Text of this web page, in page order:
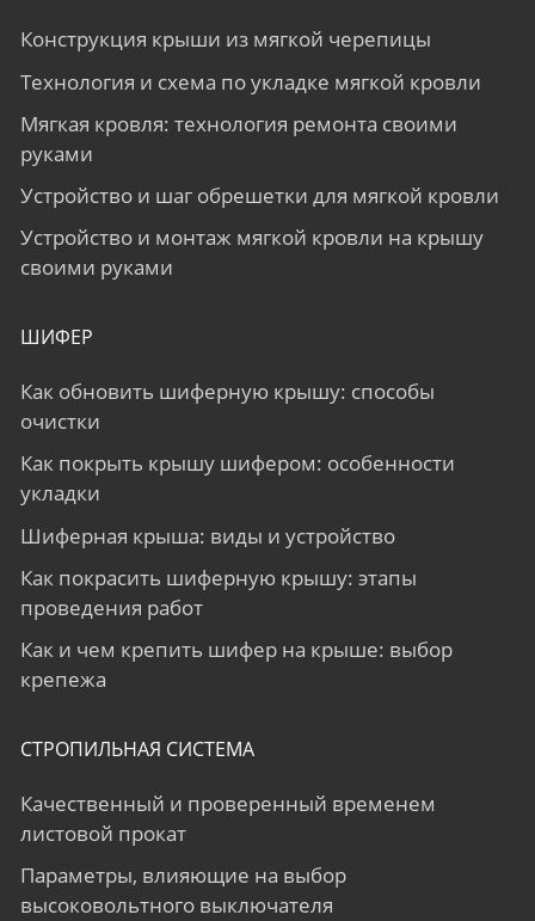
Конструкция крыши из мягкой черепицы
Технология и схема по укладке мягкой кровли
Мягкая кровля: технология ремонта своими
руками
Устройство и шаг обрешетки для мягкой кровли
Устройство и монтаж мягкой кровли на крышу
своими руками
ШИФЕР
Как обновить шиферную крышу: способы
очистки
Как покрыть крышу шифером: особенности
укладки
Шиферная крыша: виды и устройство
Как покрасить шиферную крышу: этапы
проведения работ
Как и чем крепить шифер на крыше: выбор
крепежа
СТРОПИЛЬНАЯ СИСТЕМА
Качественный и проверенный временем
листовой прокат
Параметры, влияющие на выбор
высоковольтного выключателя